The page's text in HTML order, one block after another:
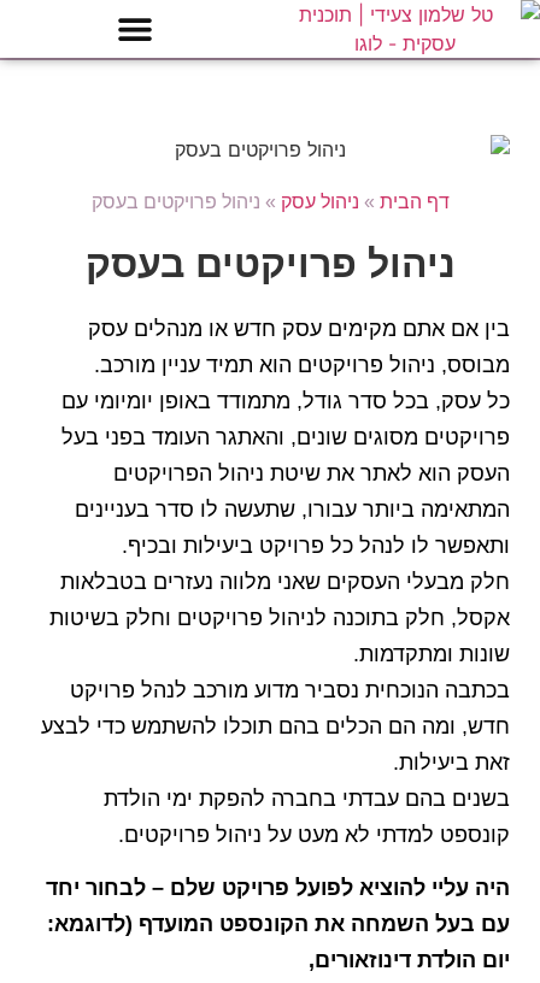
דף הבית » ניהול עסק » ניהול פרויקטים בעסק
ניהול פרויקטים בעסק
בין אם אתם מקימים עסק חדש או מנהלים עסק
מבוסס, ניהול פרויקטים הוא תמיד עניין מורכב.
כל עסק, בכל סדר גודל, מתמודד באופן יומיומי עם
פרויקטים מסוגים שונים, והאתגר העומד בפני בעל
העסק הוא לאתר את שיטת ניהול הפרויקטים
המתאימה ביותר עבורו, שתעשה לו סדר בעניינים
ותאפשר לו לנהל כל פרויקט ביעילות ובכיף.
חלק מבעלי העסקים שאני מלווה נעזרים בטבלאות
אקסל, חלק בתוכנה לניהול פרויקטים וחלק בשיטות
שונות ומתקדמות.
בכתבה הנוכחית נסביר מדוע מורכב לנהל פרויקט
חדש, ומה הם הכלים בהם תוכלו להשתמש כדי לבצע
זאת ביעילות.
בשנים בהם עבדתי בחברה להפקת ימי הולדת
קונספט למדתי לא מעט על ניהול פרויקטים.
היה עליי להוציא לפועל פרויקט שלם – לבחור יחד
עם בעל השמחה את הקונספט המועדף (לדוגמא:
יום הולדת דינוזאורים,